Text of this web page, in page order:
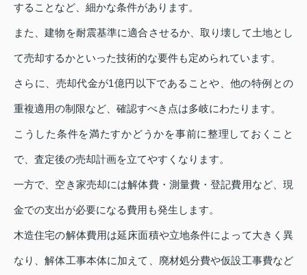
することなど、細かな条件があります。
また、建物を耐震基準に適合させるか、取り壊して土地とし
て売却するかといった技術的な要件も定められています。
さらに、売却代金が1億円以下であることや、他の特例との
重複適用の制限など、確認すべき点は多岐にわたります。
こうした条件を満たすかどうかを事前に整理しておくこと
で、査定後の売却計画を立てやすくなります。
一方で、空き家売却には解体費・測量費・登記費用など、現
金での支出が必要になる費用も発生します。
木造住宅の解体費用は延床面積や立地条件によって大きく異
なり、解体工事本体に加えて、廃材処分費や仮設工事費など